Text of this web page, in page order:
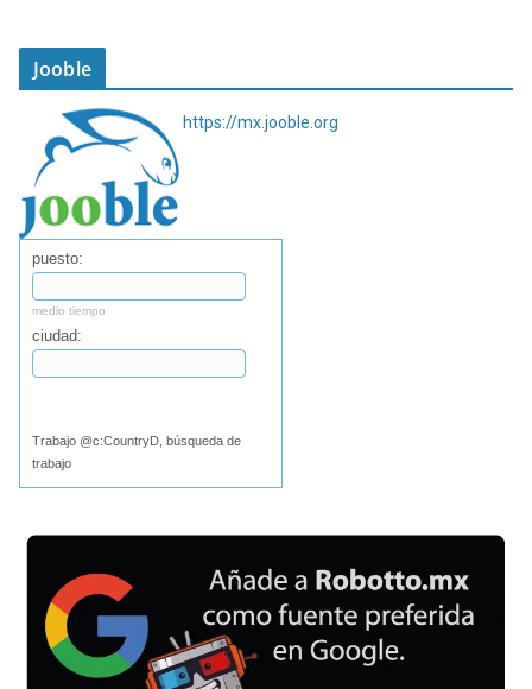
Jooble
https://mx.jooble.org
puesto:
medio tiempo
ciudad:
Trabajo @c:CountryD, búsqueda de
trabajo